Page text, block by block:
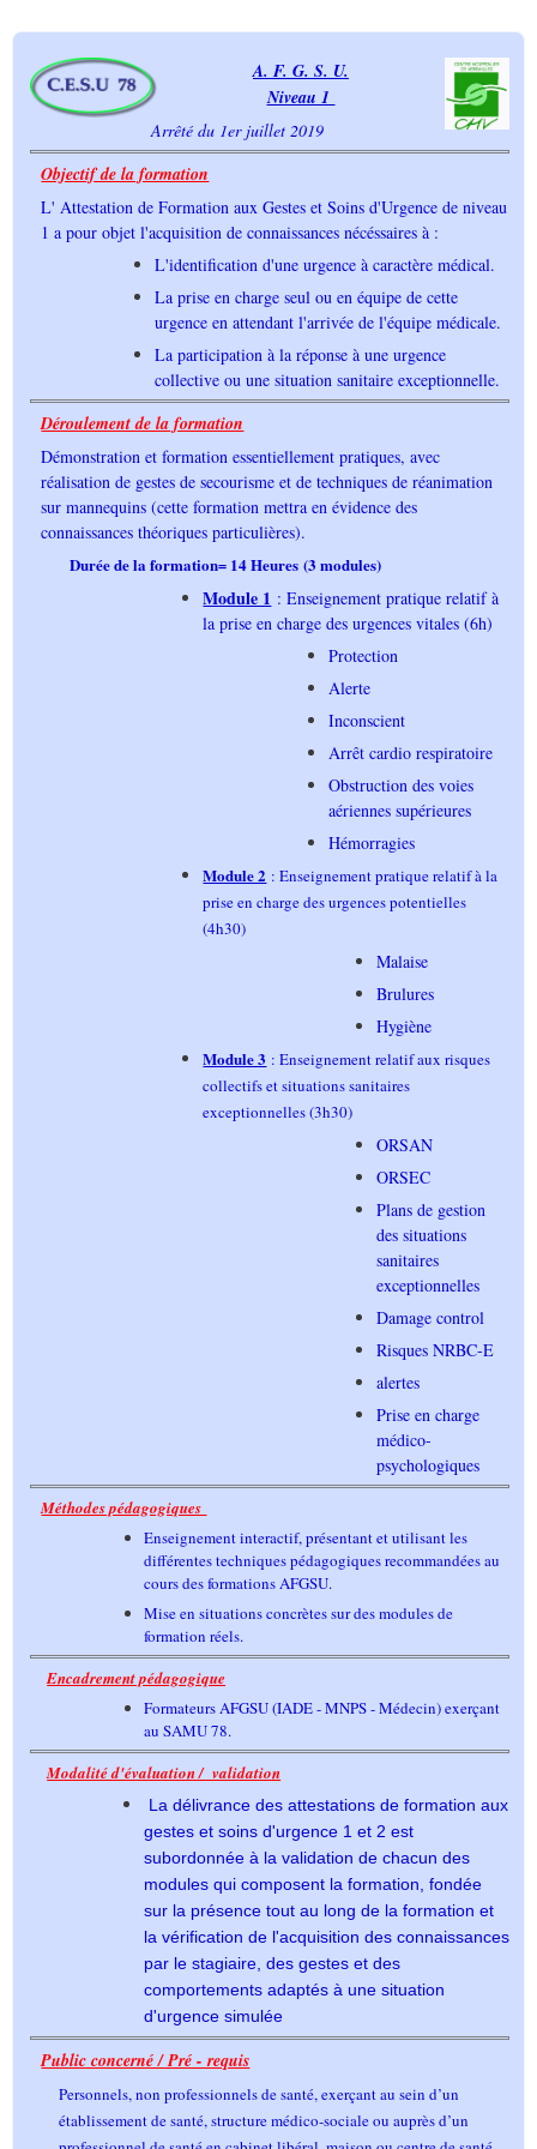
A. F. G. S. U.
Niveau 1
Arrêté du 1er juillet 2019
Objectif de la formation
L' Attestation de Formation aux Gestes et Soins d'Urgence de niveau
1 a pour objet l'acquisition de connaissances nécéssaires à :
L'identification d'une urgence à caractère médical.
La prise en charge seul ou en équipe de cette
urgence en attendant l'arrivée de l'équipe médicale.
La participation à la réponse à une urgence
collective ou une situation sanitaire exceptionnelle.
Déroulement de la formation
Démonstration et formation essentiellement pratiques, avec
réalisation de gestes de secourisme et de techniques de réanimation
sur mannequins (cette formation mettra en évidence des
connaissances théoriques particulières).
Durée de la formation= 14 Heures(3 modules)
Module 1 : Enseignement pratique relatif à
la prise en charge des urgences vitales (6h)
Protection
Alerte
Inconscient
Arrêt cardio respiratoire
Obstruction des voies
aériennes supérieures
Hémorragies
Module 2 : Enseignement pratique relatif à la
prise en charge des urgences potentielles
(4h30)
Malaise
Brulures
Hygiène
Module 3 : Enseignement relatif aux risques
collectifs et situations sanitaires
exceptionnelles (3h30)
ORSAN
ORSEC
Plans de gestion
des situations
sanitaires
exceptionnelles
Damage control
Risques NRBC-E
alertes
Prise en charge
médico-
psychologiques
Méthodes pédagogiques
Enseignement interactif, présentant et utilisant les
différentes techniques pédagogiques recommandées au
cours des formations AFGSU.
Mise en situations concrètes sur des modules de
formation réels.
Encadrement pédagogique
Formateurs AFGSU (IADE - MNPS - Médecin) exerçant
au SAMU 78.
Modalité d'évaluation / validation
La délivrance des attestations de formation aux
gestes et soins d'urgence 1 et 2 est
subordonnée à la validation de chacun des
modules qui composent la formation, fondée
sur la présence tout au long de la formation et
la vérification de l'acquisition des connaissances
par le stagiaire, des gestes et des
comportements adaptés à une situation
d'urgence simulée
Public concerné / Pré - requis
Personnels, non professionnels de santé, exerçant au sein d’un
établissement de santé, structure médico-sociale ou auprès d’un